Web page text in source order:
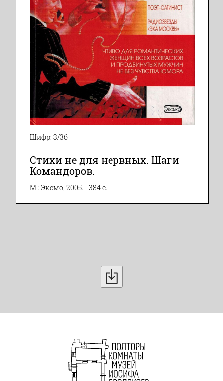
Шифр: 3/3б
Стихи не для нервных. Шаги
Командоров.
М.: Эксмо, 2005. - 384 с.